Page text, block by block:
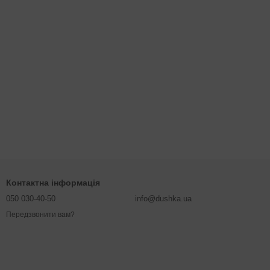
Контактна інформація
050 030-40-50
Передзвонити вам?
info@dushka.ua